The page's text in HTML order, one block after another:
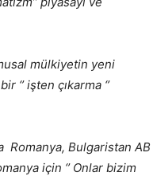
mülkiyetin yeni
‘’ işten çıkarma ‘’
Romanya, Bulgaristan AB
için ‘’ Onlar bizim